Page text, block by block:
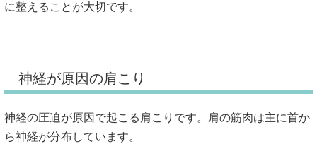
に整えることが大切です。
神経が原因の肩こり
神経の圧迫が原因で起こる肩こりです。肩の筋肉は主に首か
ら神経が分布しています。